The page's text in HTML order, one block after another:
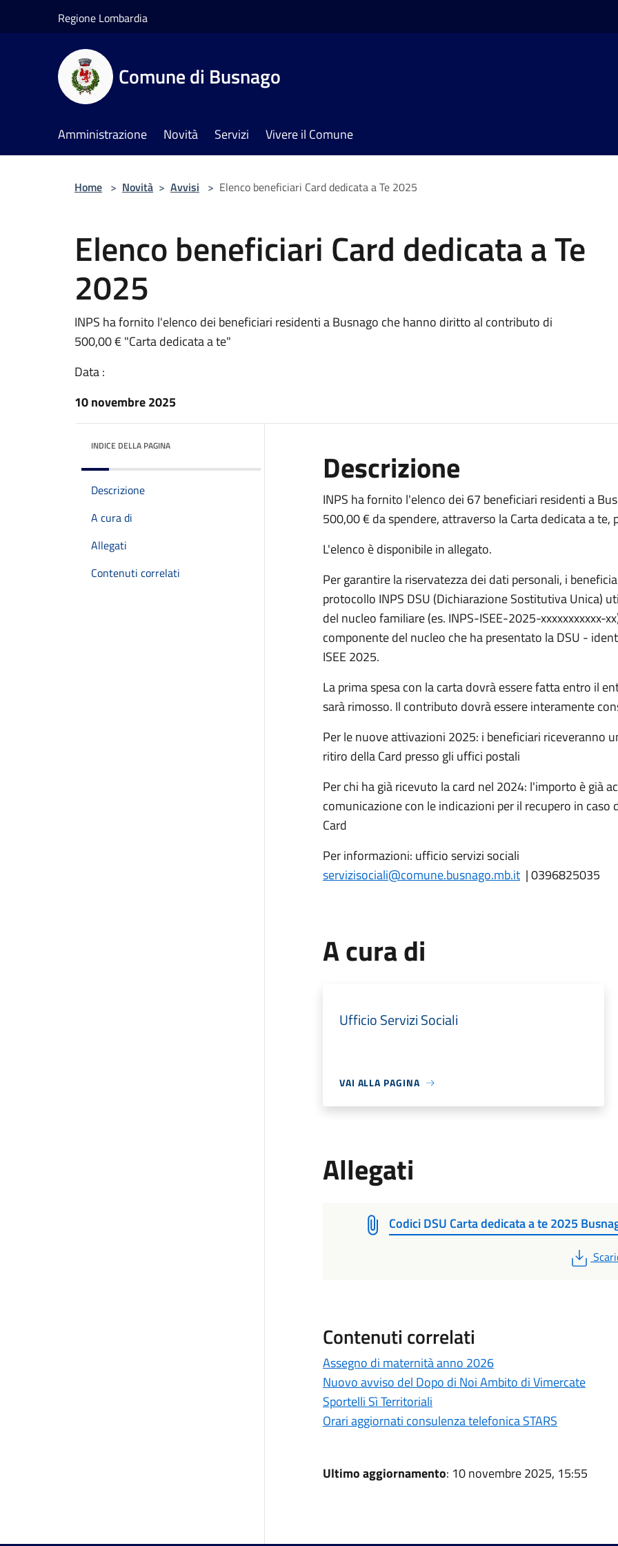
Regione Lombardia
Comune di Busnago
Amministrazione Novità Servizi Vivere il Comune
Home > Novità > Avvisi > Elenco beneficiari Card dedicata a Te 2025
Elenco beneficiari Card dedicata a Te
2025
INPS ha fornito l'elenco dei beneficiari residenti a Busnago che hanno diritto al contributo di
500,00 € "Carta dedicata a te"
Data :
10 novembre 2025
INDICE DELLA PAGINA
Descrizione
A cura di
Allegati
Contenuti correlati
Descrizione
INPS ha fornito l'elenco dei 67 beneficiari residenti a
500,00 € da spendere, attraverso la Carta dedicata a
L'elenco è disponibile in allegato.
Per garantire la riservatezza dei dati personali, i
protocollo INPS DSU (Dichiarazione Sostitutiva Unica)
del nucleo familiare (es. INPS-ISEE-2025-xxxxxxxxxxx-
componente del nucleo che ha presentato la DSU -
ISEE 2025.
La prima spesa con la carta dovrà essere fatta entro il
sarà rimosso. Il contributo dovrà essere interamente
Per le nuove attivazioni 2025: i beneficiari riceveranno
ritiro della Card presso gli uffici postali
Per chi ha già ricevuto la card nel 2024: l'importo è già
comunicazione con le indicazioni per il recupero in
Card
Per informazioni: ufficio servizi sociali
servizisociali@comune.busnago.mb.it| 0396825035
A cura di
Ufficio Servizi Sociali
VAI ALLA PAGINA
Allegati
Codici DSU Carta dedicata a te 2025
PDF
Contenuti correlati
Assegno di maternità anno 2026
Nuovo avviso del Dopo di Noi Ambito di Vimercate
Sportelli Sì Territoriali
Orari aggiornati consulenza telefonica STARS
Ultimo aggiornamento: 10 novembre 2025, 15:55